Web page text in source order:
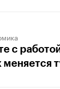
с
меняется